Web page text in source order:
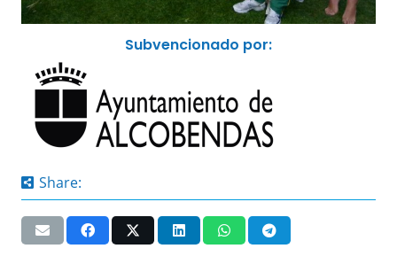
Subvencionado por:
Share: